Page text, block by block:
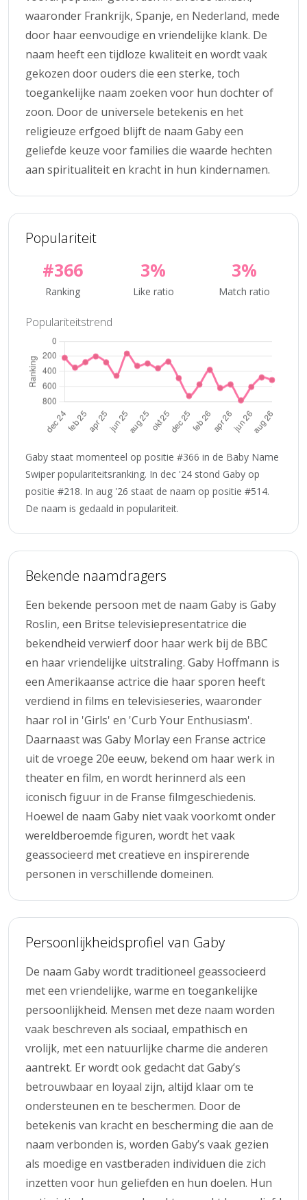
waaronder Frankrijk, Spanje, en Nederland, mede
door haar eenvoudige en vriendelijke klank. De
naam heeft een tijdloze kwaliteit en wordt vaak
gekozen door ouders die een sterke, toch
toegankelijke naam zoeken voor hun dochter of
zoon. Door de universele betekenis en het
religieuze erfgoed blijft de naam Gaby een
geliefde keuze voor families die waarde hechten
aan spiritualiteit en kracht in hun kindernamen.
Populariteit
#366
Ranking
3%
Like ratio
3%
Match ratio
Populariteitstrend
Gaby staat momenteel op positie #366 in de Baby Name
Swiper populariteitsranking. In dec '24 stond Gaby op
positie #218. In aug '26 staat de naam op positie #514.
De naam is gedaald in populariteit.
Bekende naamdragers
Een bekende persoon met de naam Gaby is Gaby
Roslin, een Britse televisiepresentatrice die
bekendheid verwierf door haar werk bij de BBC
en haar vriendelijke uitstraling. Gaby Hoffmann is
een Amerikaanse actrice die haar sporen heeft
verdiend in films en televisieseries, waaronder
haar rol in 'Girls' en 'Curb Your Enthusiasm'.
Daarnaast was Gaby Morlay een Franse actrice
uit de vroege 20e eeuw, bekend om haar werk in
theater en film, en wordt herinnerd als een
iconisch figuur in de Franse filmgeschiedenis.
Hoewel de naam Gaby niet vaak voorkomt onder
wereldberoemde figuren, wordt het vaak
geassocieerd met creatieve en inspirerende
personen in verschillende domeinen.
Persoonlijkheidsprofiel van Gaby
De naam Gaby wordt traditioneel geassocieerd
met een vriendelijke, warme en toegankelijke
persoonlijkheid. Mensen met deze naam worden
vaak beschreven als sociaal, empathisch en
vrolijk, met een natuurlijke charme die anderen
aantrekt. Er wordt ook gedacht dat Gaby’s
betrouwbaar en loyaal zijn, altijd klaar om te
ondersteunen en te beschermen. Door de
betekenis van kracht en bescherming die aan de
naam verbonden is, worden Gaby’s vaak gezien
als moedige en vastberaden individuen die zich
inzetten voor hun geliefden en hun doelen. Hun